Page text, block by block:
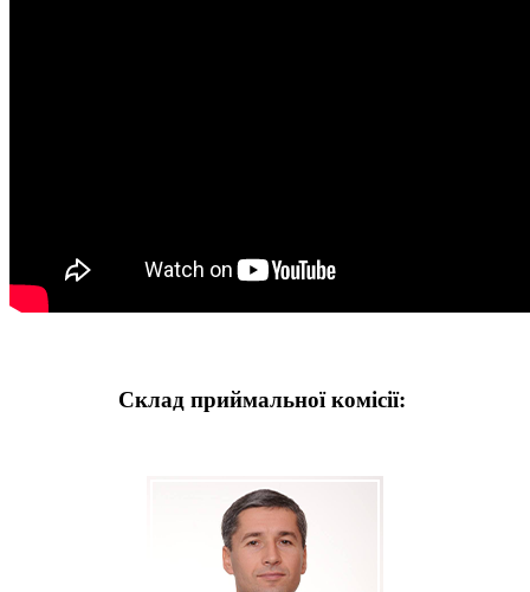
Склад приймальної комісії: